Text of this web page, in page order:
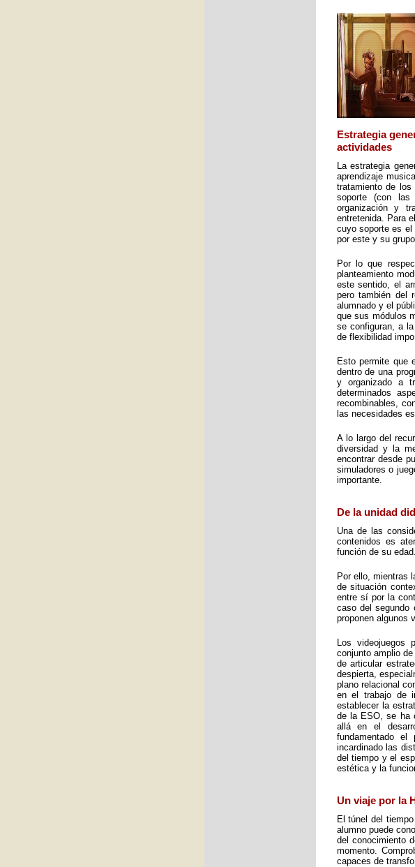
Estrategia
actividades
La estrategia
aprendizaje
tratamiento de
soporte (con las
organización y
entretenida. Para
cuyo soporte es
por este y su
Por lo que
planteamiento
este sentido, el
pero también del
alumnado y el
que sus módulos
se configuran, a
de flexibilidad
Esto permite que
dentro de una
y organizado a
determinados
recombinables,
las necesidades
A lo largo del
diversidad y la
encontrar desde
simuladores o
importante.
De la unidad
Una de las
contenidos es
función de su edad.
Por ello, mientras
de situación
entre sí por la
caso del segundo
proponen algunos
Los videojuegos
conjunto amplio
de articular
despierta,
plano relacional
en el trabajo de
establecer la
de la ESO, se ha
allá en el
fundamentado
incardinado las
del tiempo y el
estética y la
Un viaje por la
El túnel del
alumno puede
del conocimiento
momento.
capaces de